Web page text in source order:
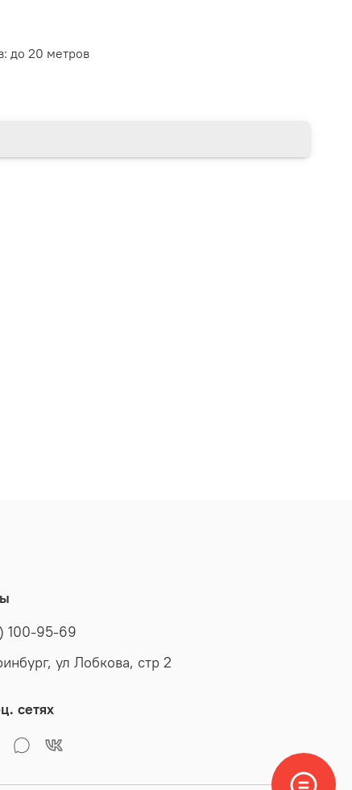
до 20 метров
100-95-69
ул Лобкова, стр 2
сетях